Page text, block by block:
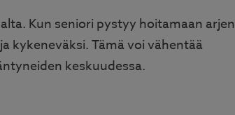
Kun seniori pystyy hoitamaan arjen
kykeneväksi. Tämä voi vähentää
keskuudessa.